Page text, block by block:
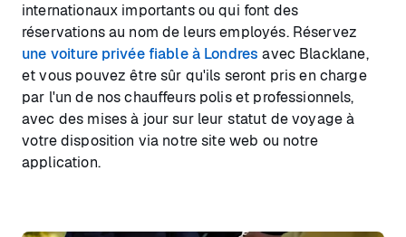
internationaux importants ou qui font des
réservations au nom de leurs employés. Réservez
une voiture privée fiable à Londres avec Blacklane,
et vous pouvez être sûr qu'ils seront pris en charge
par l'un de nos chauffeurs polis et professionnels,
avec des mises à jour sur leur statut de voyage à
votre disposition via notre site web ou notre
application.